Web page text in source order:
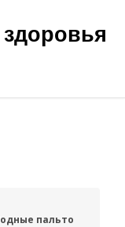
пальто